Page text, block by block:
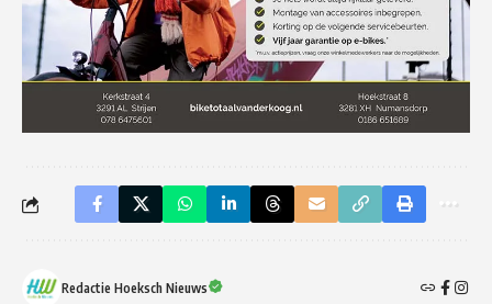
Redactie Hoeksch Nieuws